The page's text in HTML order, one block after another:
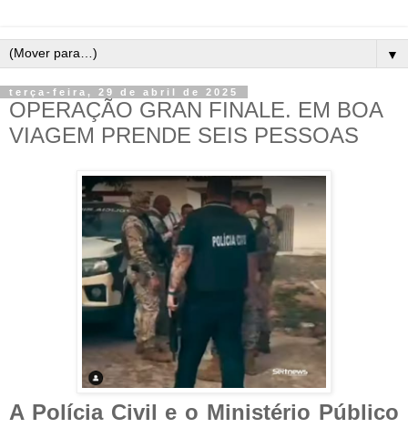
▼
terça-feira, 29 de abril de 2025
OPERAÇÃO GRAN FINALE. EM BOA
VIAGEM PRENDE SEIS PESSOAS
A Polícia Civil e o Ministério Público